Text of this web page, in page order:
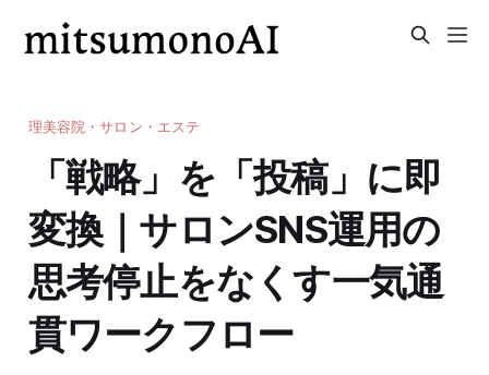
理美容院・サロン・エステ
「戦略」を「投稿」に即
変換｜サロンSNS運用の
思考停止をなくす一気通
貫ワークフロー